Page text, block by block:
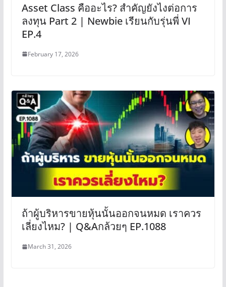
Asset Class คืออะไร? สำคัญยังไงต่อการ
ลงทุน Part 2 | Newbie เรียนกับรุ่นพี่ VI
EP.4
February 17, 2026
ถ้าผู้บริหารขายหุ้นนั้นออกจนหมด เราควร
เลี่ยงไหม? | Q&Aกล้วยๆ EP.1088
March 31, 2026